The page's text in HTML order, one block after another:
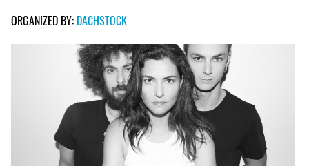
ORGANIZED BY: DACHSTOCK